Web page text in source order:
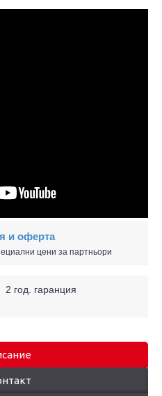
и оферта
цени за партньори
год. гаранция